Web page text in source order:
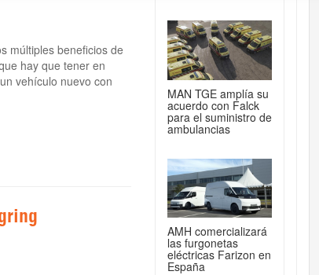
múltiples beneficios de
hay que tener en
vehículo nuevo con
MAN TGE amplía su
acuerdo con Falck
para el suministro de
ambulancias
AMH comercializará
las furgonetas
eléctricas Farizon en
España